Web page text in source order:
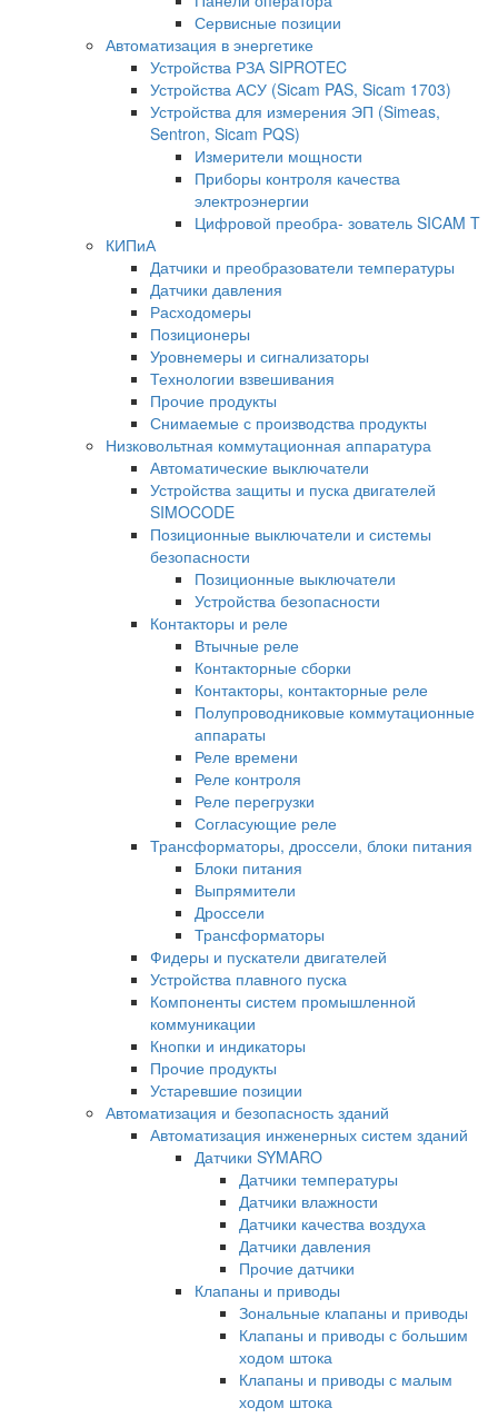
Сервисные позиции
Автоматизация в энергетике
Устройства РЗА SIPROTEC
Устройства АСУ (Sicam PAS, Sicam 1703)
Устройства для измерения ЭП (Simeas,
Sentron, Sicam PQS)
Измерители мощности
Приборы контроля качества
электроэнергии
Цифровой преобра- зователь SICAM T
КИПиА
Датчики и преобразователи температуры
Датчики давления
Расходомеры
Позиционеры
Уровнемеры и сигнализаторы
Технологии взвешивания
Прочие продукты
Снимаемые с производства продукты
Низковольтная коммутационная аппаратура
Автоматические выключатели
Устройства защиты и пуска двигателей
SIMOCODE
Позиционные выключатели и системы
безопасности
Позиционные выключатели
Устройства безопасности
Контакторы и реле
Втычные реле
Контакторные сборки
Контакторы, контакторные реле
Полупроводниковые коммутационные
аппараты
Реле времени
Реле контроля
Реле перегрузки
Согласующие реле
Трансформаторы, дроссели, блоки питания
Блоки питания
Выпрямители
Дроссели
Трансформаторы
Фидеры и пускатели двигателей
Устройства плавного пуска
Компоненты систем промышленной
коммуникации
Кнопки и индикаторы
Прочие продукты
Устаревшие позиции
Автоматизация и безопасность зданий
Автоматизация инженерных систем зданий
Датчики SYMARO
Датчики температуры
Датчики влажности
Датчики качества воздуха
Датчики давления
Прочие датчики
Клапаны и приводы
Зональные клапаны и приводы
Клапаны и приводы с большим
ходом штока
Клапаны и приводы с малым
ходом штока